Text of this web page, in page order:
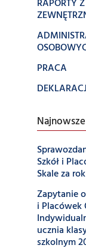
RAPORTY
PRACA
Szkół i
Skale za
Zapytanie
i Placówek
ucznia
szkolnym